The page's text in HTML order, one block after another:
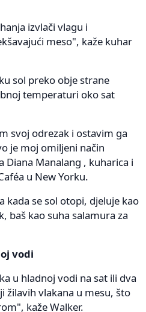
izvlači vlagu i
meso", kaže kuhar
sol preko obje strane
temperaturi oko sat
svoj odrezak i ostavim ga
je moj omiljeni način
Diana Manalang , kuharica i
u New Yorku.
kada se sol otopi, djeluje kao
baš kao suha salamura za
vodi
u hladnoj vodi na sat ili dva
žilavih vlakana u mesu, što
kaže Walker.